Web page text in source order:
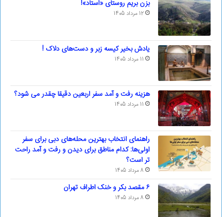
بزن بریم روستای «استاد»!
12 مرداد 1405
یادش بخیر کیسه‌ زبر و دست‌های دلاک !
11 مرداد 1405
هزینه رفت و آمد سفر اربعین دقیقا چقدر می شود؟
11 مرداد 1405
راهنمای انتخاب بهترین محله‌های دبی برای سفر
اولی‌ها: کدام مناطق برای دیدن و رفت و آمد راحت
تر است؟
8 مرداد 1405
۶ مقصد بکر و خنک اطراف تهران
8 مرداد 1405